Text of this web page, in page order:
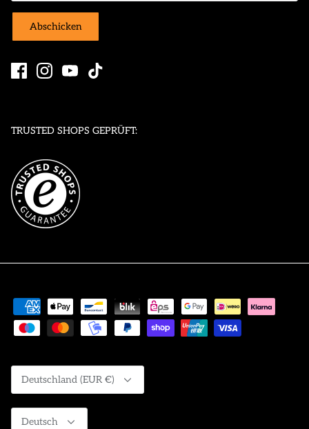
Abschicken
TRUSTED SHOPS GEPRÜFT:
Deutschland (EUR €)
Deutsch